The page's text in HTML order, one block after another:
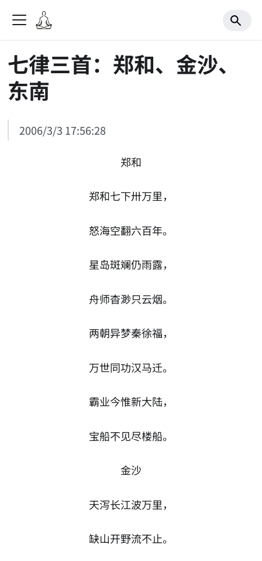
七律三首：郑和、金沙、
东南
2006/3/3 17:56:28
郑和
郑和七下卅万里，
怒海空翻六百年。
星岛斑斓仍雨露，
舟师杳渺只云烟。
两朝异梦秦徐福，
万世同功汉马迁。
霸业今惟新大陆，
宝船不见尽楼船。
金沙
天泻长江波万里，
缺山开野流不止。